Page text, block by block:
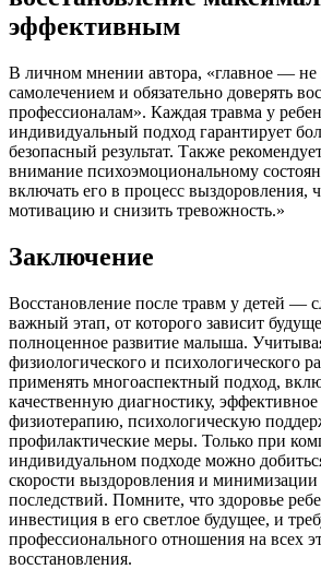
эффективным
В личном мнении автора, «главное — не
самолечением и обязательно доверять
профессионалам». Каждая травма у
индивидуальный подход гарантирует
безопасный результат. Также
внимание психоэмоциональному
включать его в процесс выздоровления,
мотивацию и снизить тревожность.»
Заключение
Восстановление после травм у детей —
важный этап, от которого зависит
полноценное развитие малыша.
физиологического и психологического
применять многоаспектный подход,
качественную диагностику, эффективное
физиотерапию, психологическую
профилактические меры. Только при
индивидуальном подходе можно
скорости выздоровления и
последствий. Помните, что здоровье
инвестиция в его светлое будущее, и
профессионального отношения на всех
восстановления.